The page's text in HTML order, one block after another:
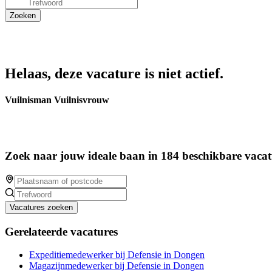
Helaas, deze vacature is niet actief.
Vuilnisman Vuilnisvrouw
Zoek naar jouw ideale baan in 184 beschikbare
Vacatures zoeken
Gerelateerde vacatures
Expeditiemedewerker bij Defensie in Dongen
Magazijnmedewerker bij Defensie in Dongen